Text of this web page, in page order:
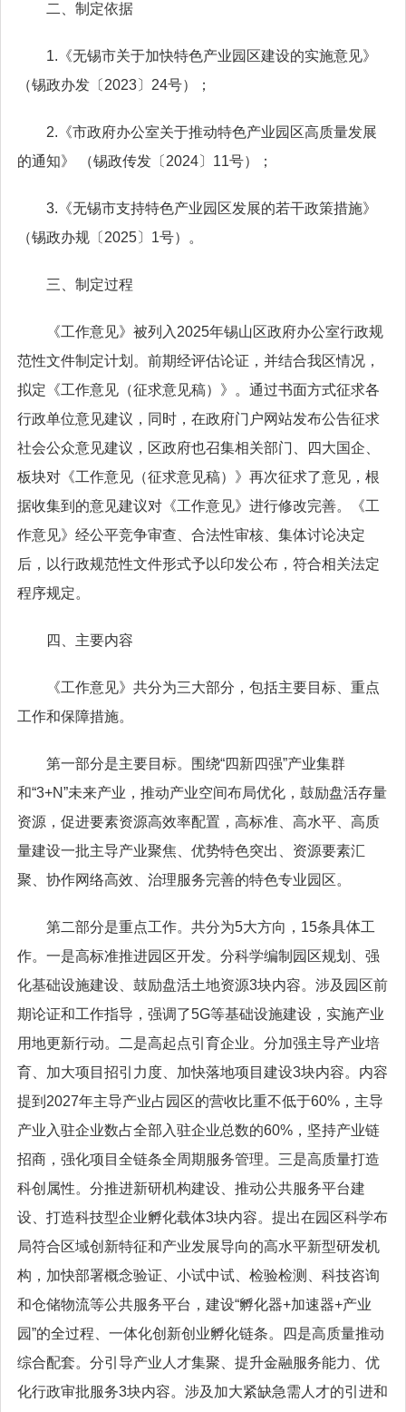
二、制定依据
1.《无锡市关于加快特色产业园区建设的实施意见》
（锡政办发〔2023〕24号）；
2.《市政府办公室关于推动特色产业园区高质量发展
的通知》 （锡政传发〔2024〕11号）；
3.《无锡市支持特色产业园区发展的若干政策措施》
（锡政办规〔2025〕1号）。
三、制定过程
《工作意见》被列入2025年锡山区政府办公室行政规
范性文件制定计划。前期经评估论证，并结合我区情况，
拟定《工作意见（征求意见稿）》。通过书面方式征求各
行政单位意见建议，同时，在政府门户网站发布公告征求
社会公众意见建议，区政府也召集相关部门、四大国企、
板块对《工作意见（征求意见稿）》再次征求了意见，根
据收集到的意见建议对《工作意见》进行修改完善。《工
作意见》经公平竞争审查、合法性审核、集体讨论决定
后，以行政规范性文件形式予以印发公布，符合相关法定
程序规定。
四、主要内容
《工作意见》共分为三大部分，包括主要目标、重点
工作和保障措施。
第一部分是主要目标。围绕“四新四强”产业集群
和“3+N”未来产业，推动产业空间布局优化，鼓励盘活存量
资源，促进要素资源高效率配置，高标准、高水平、高质
量建设一批主导产业聚焦、优势特色突出、资源要素汇
聚、协作网络高效、治理服务完善的特色专业园区。
第二部分是重点工作。共分为5大方向，15条具体工
作。一是高标准推进园区开发。分科学编制园区规划、强
化基础设施建设、鼓励盘活土地资源3块内容。涉及园区前
期论证和工作指导，强调了5G等基础设施建设，实施产业
用地更新行动。二是高起点引育企业。分加强主导产业培
育、加大项目招引力度、加快落地项目建设3块内容。内容
提到2027年主导产业占园区的营收比重不低于60%，主导
产业入驻企业数占全部入驻企业总数的60%，坚持产业链
招商，强化项目全链条全周期服务管理。三是高质量打造
科创属性。分推进新研机构建设、推动公共服务平台建
设、打造科技型企业孵化载体3块内容。提出在园区科学布
局符合区域创新特征和产业发展导向的高水平新型研发机
构，加快部署概念验证、小试中试、检验检测、科技咨询
和仓储物流等公共服务平台，建设“孵化器+加速器+产业
园”的全过程、一体化创新创业孵化链条。四是高质量推动
综合配套。分引导产业人才集聚、提升金融服务能力、优
化行政审批服务3块内容。涉及加大紧缺急需人才的引进和